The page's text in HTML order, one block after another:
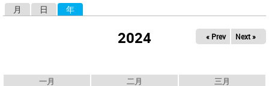
月 日 年
2024 « Prev Next »
一月 二月 三月